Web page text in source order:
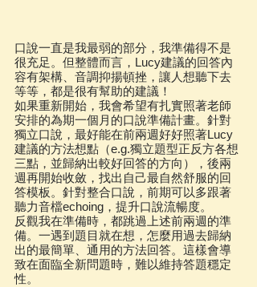
口說一直是我最弱的部分，我準備得不是
很充足。但整體而言，Lucy建議的回答內
容有架構、音調抑揚頓挫，讓人想聽下去
等等，都是很有幫助的建議！
如果重新開始，我會希望有扎實照著老師
安排的為期一個月的口說準備計畫。針對
獨立口說，最好能在前兩週好好照著Lucy
建議的方法想點（e.g.獨立題型正反方各想
三點，並歸納出較好回答的方向），後兩
週再開始收斂，找出自己最自然舒服的回
答模板。針對整合口說，前期可以多跟著
聽力音檔echoing，提升口說流暢度。
反觀我在準備時，都跳過上述前兩週的準
備。一遇到題目就在想，怎麼用過去歸納
出的最簡單、通用的方法回答。這樣會導
致在面臨全新問題時，難以維持答題穩定
性。